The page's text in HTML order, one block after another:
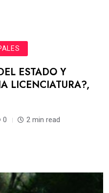
ESTADO Y
LICENCIATURA?,
0 2 min read